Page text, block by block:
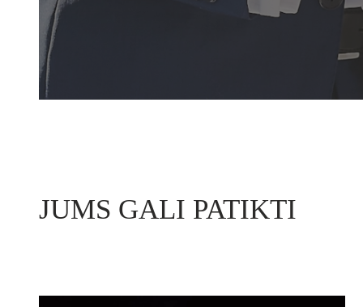
JUMS GALI PATIKTI